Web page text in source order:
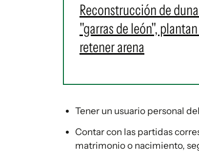
Reconstrucción de
"garras de león",
retener arena
Tener un usuario personal
Contar con las partidas
matrimonio o nacimiento,